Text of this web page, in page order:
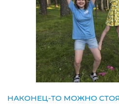
НАКОНЕЦ-ТО МОЖНО